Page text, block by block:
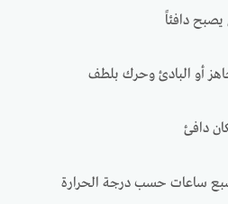
يصبح دافئاً
أو البادئ وحرك بلطف
دافئ
ساعات حسب درجة الحرارة